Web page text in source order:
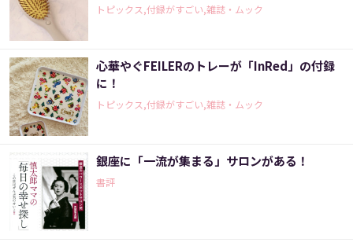
トピックス,付録がすごい,雑誌・ムック
心華やぐFEILERのトレーが「InRed」の付録
に！
トピックス,付録がすごい,雑誌・ムック
銀座に「一流が集まる」サロンがある！
書評